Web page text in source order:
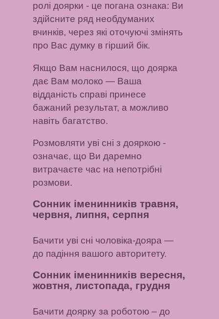
ролі доярки - це погана ознака: Ви
здійсните ряд необдуманих
вчинків, через які оточуючі змінять
про Вас думку в гірший бік.
Якщо Вам наснилося, що доярка
дає Вам молоко — Ваша
відданість справі принесе
бажаний результат, а можливо
навіть багатство.
Розмовляти уві сні з дояркою -
означає, що Ви даремно
витрачаєте час на непотрібні
розмови.
Сонник іменинників травня,
червня, липня, серпня
Бачити уві сні чоловіка-дояра —
до падіння вашого авторитету.
Сонник іменинників вересня,
жовтня, листопада, грудня
Бачити доярку за роботою – до